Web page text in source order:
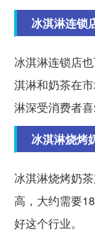
冰淇淋连锁
冰淇淋连锁店
淇淋和奶茶在
淋深受消费者喜
冰淇淋烧烤
冰淇淋烧烤奶
高，大约需要
好这个行业。